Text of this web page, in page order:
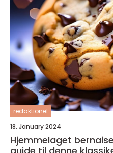
redaktionel
18. January 2024
Hjemmelaget